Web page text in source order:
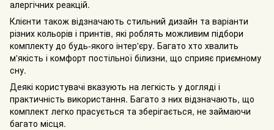
алергічних реакцій.
Клієнти також відзначають стильний дизайн та варіанти
різних кольорів і принтів, які роблять можливим підбори
комплекту до будь-якого інтер'єру. Багато хто хвалить
м'якість і комфорт постільної білизни, що сприяє приємному
сну.
Деякі користувачі вказують на легкість у догляді і
практичність використання. Багато з них відзначають, що
комплект легко прасується та зберігається, не займаючи
багато місця.